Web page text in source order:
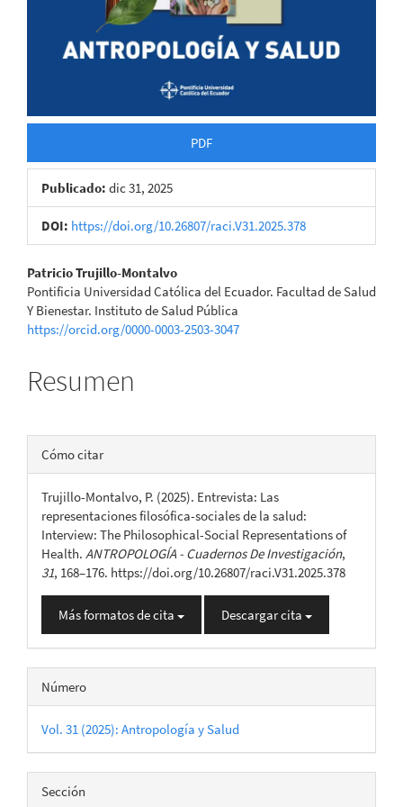
PDF
Publicado: dic 31, 2025
DOI: https://doi.org/10.26807/raci.V31.2025.378
Contenido
principal
del
artículo
Patricio Trujillo-Montalvo
Pontificia Universidad Católica del Ecuador. Facultad de Salud
Y Bienestar. Instituto de Salud Pública
https://orcid.org/0000-0003-2503-3047
Resumen
Detalles
del
artículo
Cómo citar
Trujillo-Montalvo, P. (2025). Entrevista: Las
representaciones filosófica-sociales de la salud:
Interview: The Philosophical-Social Representations of
Health. ANTROPOLOGÍA - Cuadernos De Investigación,
31, 168–176. https://doi.org/10.26807/raci.V31.2025.378
Más formatos de cita Descargar cita
Número
Vol. 31 (2025): Antropología y Salud
Sección